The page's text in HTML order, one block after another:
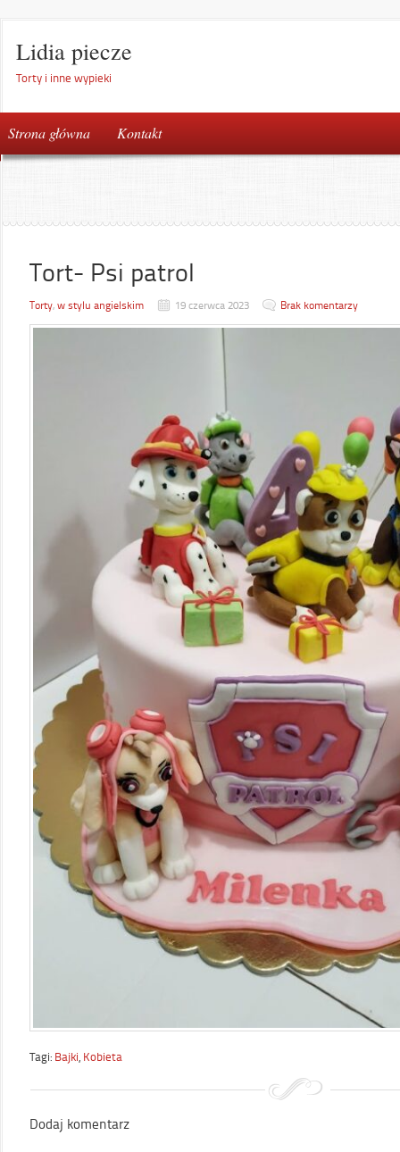
Lidia piecze
Torty i inne wypieki
Strona główna Kontakt
Tort- Psi patrol
Torty, w stylu angielskim 19 czerwca 2023 Brak komentarzy
Tagi: Bajki Kobieta
Dodaj komentarz